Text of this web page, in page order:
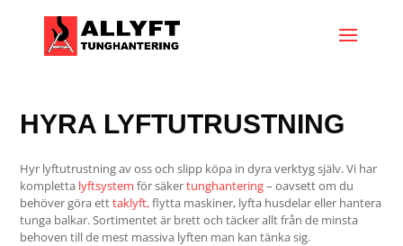
HYRA LYFTUTRUSTNING
Hyr lyftutrustning av oss och slipp köpa in dyra verktyg själv. Vi har
kompletta lyftsystemför säkertunghantering– oavsett om du
behöver göra etttaklyft,flytta maskiner, lyfta husdelar eller hantera
tunga balkar. Sortimentet är brett och täcker allt från de minsta
behoven till de mest massiva lyften man kan tänka sig.